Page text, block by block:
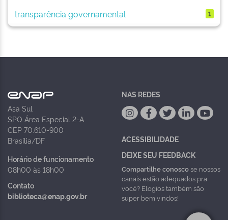
transparência governamental 1
Asa Sul
SPO Área Especial 2-A
CEP 70.610-900
Brasília/DF
Horário de funcionamento
08h00 às 18h00
Contato
biblioteca@enap.gov.br
NAS REDES
ACESSIBILIDADE
DEIXE SEU FEEDBACK
Compartilhe conoscose nossos
canais estão adequados pra
você? Elogios também são
super bem vindos!